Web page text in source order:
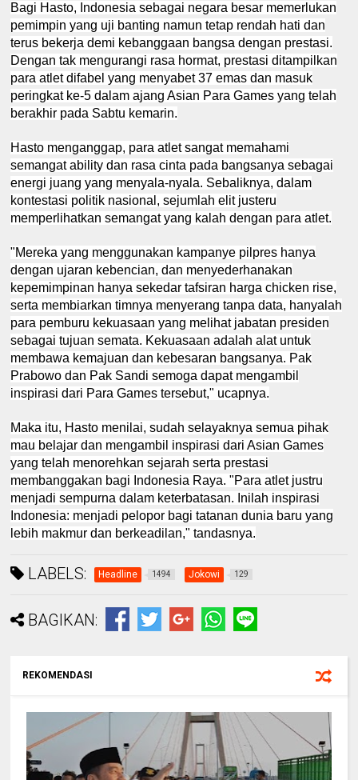
Bagi Hasto, Indonesia sebagai negara besar memerlukan
pemimpin yang uji banting namun tetap rendah hati dan
terus bekerja demi kebanggaan bangsa dengan prestasi.
Dengan tak mengurangi rasa hormat, prestasi ditampilkan
para atlet difabel yang menyabet 37 emas dan masuk
peringkat ke-5 dalam ajang Asian Para Games yang telah
berakhir pada Sabtu kemarin.
Hasto menganggap, para atlet sangat memahami
semangat ability dan rasa cinta pada bangsanya sebagai
energi juang yang menyala-nyala. Sebaliknya, dalam
kontestasi politik nasional, sejumlah elit justeru
memperlihatkan semangat yang kalah dengan para atlet.
"Mereka yang menggunakan kampanye pilpres hanya
dengan ujaran kebencian, dan menyederhanakan
kepemimpinan hanya sekedar tafsiran harga chicken rise,
serta membiarkan timnya menyerang tanpa data, hanyalah
para pemburu kekuasaan yang melihat jabatan presiden
sebagai tujuan semata. Kekuasaan adalah alat untuk
membawa kemajuan dan kebesaran bangsanya. Pak
Prabowo dan Pak Sandi semoga dapat mengambil
inspirasi dari Para Games tersebut," ucapnya.
Maka itu, Hasto menilai, sudah selayaknya semua pihak
mau belajar dan mengambil inspirasi dari Asian Games
yang telah menorehkan sejarah serta prestasi
membanggakan bagi Indonesia Raya. "Para atlet justru
menjadi sempurna dalam keterbatasan. Inilah inspirasi
Indonesia: menjadi pelopor bagi tatanan dunia baru yang
lebih makmur dan berkeadilan," tandasnya.
LABELS: Headline 1494 Jokowi 129
BAGIKAN:
REKOMENDASI